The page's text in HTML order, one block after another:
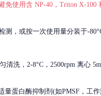
使用含 NP-40，Triton X-
，或按一次使用量分装于-
清洗，2-8°C，2500rpm 离心
量蛋白酶抑制剂(如PMSF，工